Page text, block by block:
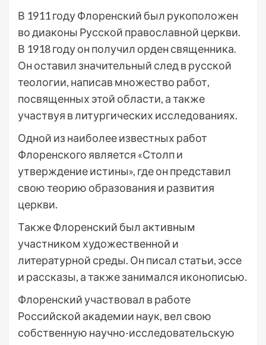
В 1911 году Флоренский был рукоположен
во диаконы Русской православной церкви.
В 1918 году он получил орден священника.
Он оставил значительный след в русской
теологии, написав множество работ,
посвященных этой области, а также
участвуя в литургических исследованиях.
Одной из наиболее известных работ
Флоренского является «Столп и
утверждение истины», где он представил
свою теорию образования и развития
церкви.
Также Флоренский был активным
участником художественной и
литературной среды. Он писал статьи, эссе
и рассказы, а также занимался иконописью.
Флоренский участвовал в работе
Российской академии наук, вел свою
собственную научно-исследовательскую